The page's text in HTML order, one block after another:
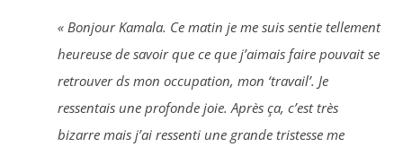
« Bonjour Kamala. Ce matin je me suis sentie tellement
heureuse de savoir que ce que j’aimais faire pouvait se
retrouver ds mon occupation, mon ‘travail’. Je
ressentais une profonde joie. Après ça, c’est très
bizarre mais j’ai ressenti une grande tristesse me